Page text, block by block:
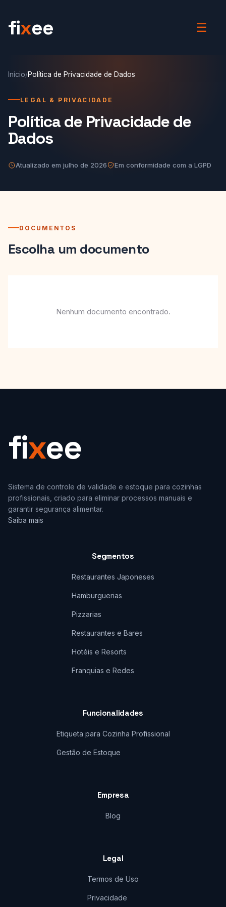
fixee ☰
Início/Política de Privacidade de Dados
LEGAL & PRIVACIDADE
Política de Privacidade de
Dados
Atualizado em julho de 2026 Em conformidade com a LGPD
DOCUMENTOS
Escolha um documento
Nenhum documento encontrado.
fixee
Sistema de controle de validade e estoque para cozinhas
profissionais, criado para eliminar processos manuais e
garantir segurança alimentar.
Saiba mais
Segmentos
Restaurantes Japoneses
Hamburguerias
Pizzarias
Restaurantes e Bares
Hotéis e Resorts
Franquias e Redes
Funcionalidades
Etiqueta para Cozinha Profissional
Gestão de Estoque
Empresa
Blog
Legal
Termos de Uso
Privacidade